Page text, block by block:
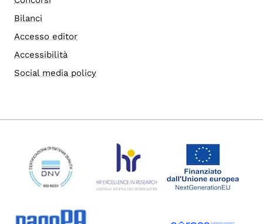
Bilanci
Accesso editor
Accessibilità
Social media policy